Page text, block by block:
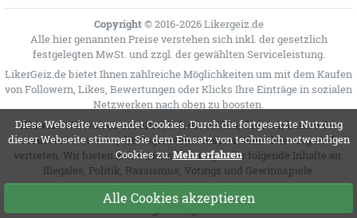
Diese Webseite verwendet Cookies. Durch die fortgesetzte Nutzung
dieser Webseite stimmen Sie dem Einsatz von technisch notwendigen
Cookies zu.Mehr erfahren
Alle Cookies akzeptieren
Copyright© 2016-2026 Likergeiz.de
Alle hier genannten Preise verstehen sich inkl. der gesetzlich
festgelegten MwSt. und zzgl. der gewählten Serviceleistung.
LikerGeiz.de bietet Ihnen zahlreiche Möglichkeiten um mit dem Kaufen
von Followern, Likes, Bewertungen oder Klicks Ihre Einträge in sozialen
Netzwerken nach oben zu boosten.
Hinweis:Wir weisen ausdrücklich darauf hin, dass wir keines der
sozialen Netzwerke, die Gegenstand unserer Dienstleistung sind,
vertreten. Wir bieten keine Dienstleistungen für folgende Inhalte an:
Illegales, Politik, Rassismus, Votings und Gewinnspiele.
UVP = Unverbindliche Preisempfehlung des Herstellers
Montag, 10. August 2026